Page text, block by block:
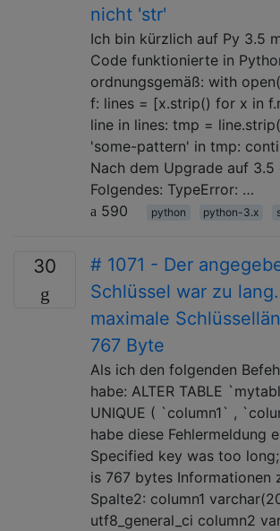
nicht 'str'
Ich bin kürzlich auf Py 3.5
Code funktionierte in
ordnungsgemäß: with
f: lines = [x.strip() for x in
line in lines: tmp =
'some-pattern' in tmp:
Nach dem Upgrade auf 3.5
Folgendes: TypeError: …
590
python python-3.x
30
# 1071 - Der
Schlüssel war zu
maximale
767 Byte
Als ich den folgenden
habe: ALTER TABLE
UNIQUE ( `column1` ,
habe diese Fehlermeldung
Specified key was too
is 767 bytes Informationen
Spalte2: column1
utf8_general_ci column2